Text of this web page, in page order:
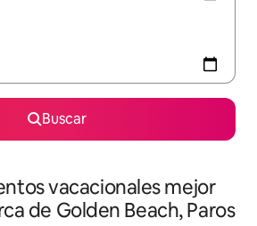
Buscar
vacacionales mejor
de Golden Beach, Paros